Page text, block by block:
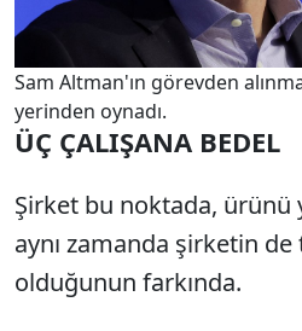
Sam Altman'ın görevden
yerinden oynadı.
ÜÇ ÇALIŞANA BEDEL
Şirket bu noktada, ürünü
aynı zamanda şirketin
olduğunun farkında.